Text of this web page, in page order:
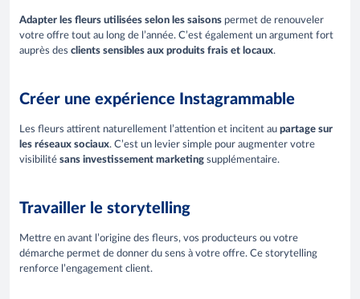
Adapter les fleurs utilisées selon les saisons permet de renouveler
votre offre tout au long de l’année. C’est également un argument fort
auprès des clients sensibles aux produits frais et locaux.
Créer une expérience Instagrammable
Les fleurs attirent naturellement l’attention et incitent au partage sur
les réseaux sociaux. C’est un levier simple pour augmenter votre
visibilité sans investissement marketing supplémentaire.
Travailler le storytelling
Mettre en avant l’origine des fleurs, vos producteurs ou votre
démarche permet de donner du sens à votre offre. Ce storytelling
renforce l’engagement client.